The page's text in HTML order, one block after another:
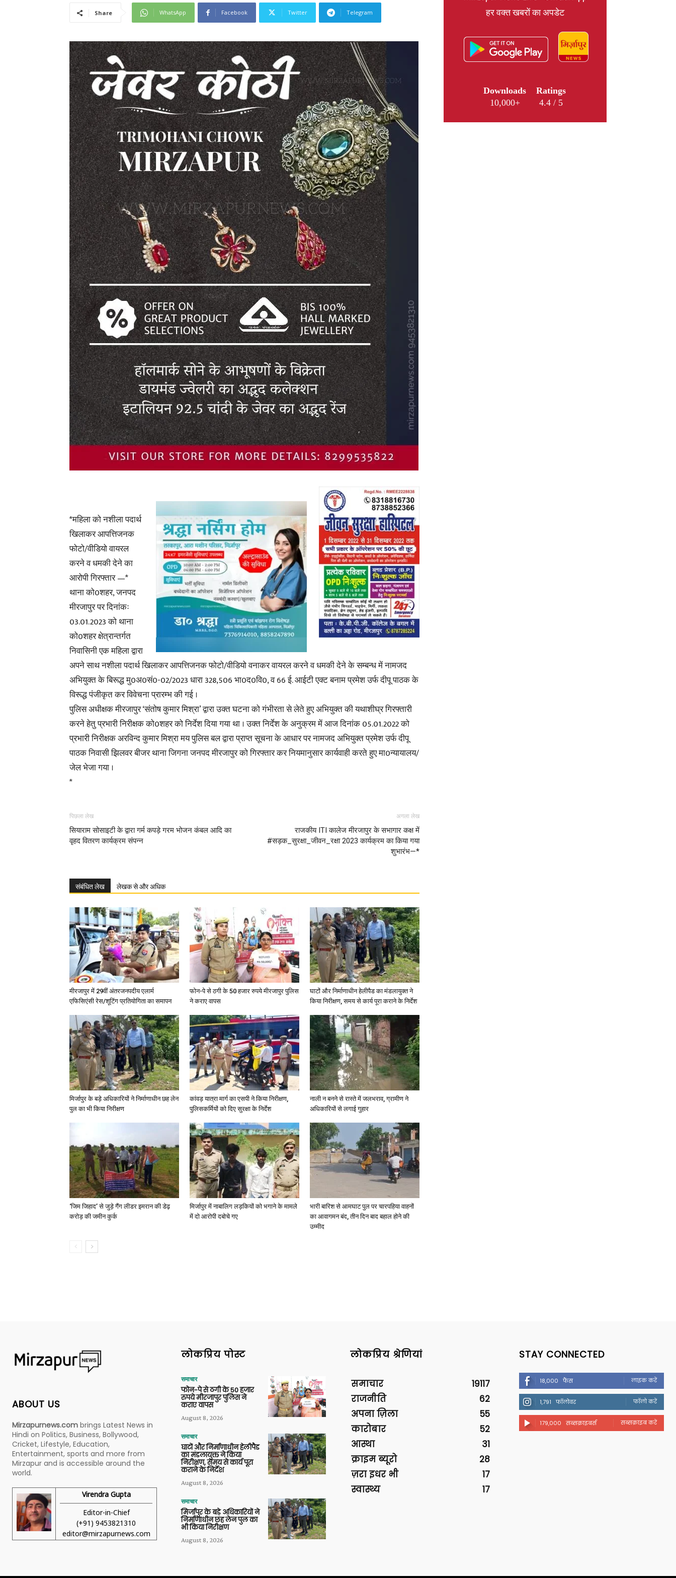
News,
Latest
News
in
Hindi,
Today
Hindi
News
Paper
Share WhatsApp Facebook Twitter Telegram
*महिला को नशीला पदार्थ
खिलाकर आपत्तिजनक
फोटो/वीडियो वायरल
करने व धमकी देने का
आरोपी गिरफ्तार —*
थाना को0शहर, जनपद
मीरजापुर पर दिनांकः
03.01.2023 को थाना
को0शहर क्षेत्रान्तर्गत
निवासिनी एक महिला द्वारा
अपने साथ नशीला पदार्थ खिलाकर आपत्तिजनक फोटो/वीडियो वनाकर वायरल करने व धमकी देने के सम्बन्ध में नामजद
अभियुक्त के बिरूद्ध मु0अ0सं0-02/2023 धारा 328,506 भा0द0वि0, व 66 ई. आईटी एक्ट बनाम प्रमेश उर्फ दीपू पाठक के
विरूद्ध पंजीकृत कर विवेचना प्रारम्भ की गई ।
पुलिस अधीक्षक मीरजापुर ‘संतोष कुमार मिश्रा’ द्वारा उक्त घटना को गंभीरता से लेते हुए अभियुक्त की यथाशीघ्र गिरफ्तारी
करने हेतु प्रभारी निरीक्षक को0शहर को निर्देश दिया गया था । उक्त निर्देश के अनुक्रम में आज दिनांक 05.01.2022 को
प्रभारी निरीक्षक अरविन्द कुमार मिश्रा मय पुलिस बल द्वारा प्राप्त सूचना के आधार पर नामजद अभियुक्त प्रमेश उर्फ दीपू
पाठक निवासी झिलवर बीजर थाना जिगना जनपद मीरजापुर को गिरफ्तार कर नियमानुसार कार्यवाही करते हुए मा0न्यायालय/
जेल भेजा गया ।
*
पिछला लेख
सियाराम सोसाइटी के द्वारा गर्म कपड़े गरम भोजन कंबल आदि का
वृहद वितरण कार्यक्रम संपन्न
अगला लेख
राजकीय ITI कालेज मीरजापुर के सभागार कक्ष में
#सड़क_सुरक्षा_जीवन_रक्षा 2023 कार्यक्रम का किया गया
शुभारंभ—*
संबंधित लेख लेखक से और अधिक
मीरजापुर में 29वीं अंतरजनपदीय एलार्म
एफिसिएंसी रेस/शूटिंग प्रतियोगिता का समापन
फोन-पे से ठगी के 50 हजार रुपये मीरजापुर पुलिस
ने कराए वापस
घाटों और निर्माणाधीन हेलीपैड का मंडलायुक्त ने
किया निरीक्षण, समय से कार्य पूरा कराने के निर्देश
मिर्जापुर के बड़े अधिकारियों ने निर्माणाधीन छह लेन
पुल का भी किया निरीक्षण
कांवड़ यात्रा मार्ग का एसपी ने किया निरीक्षण,
पुलिसकर्मियों को दिए सुरक्षा के निर्देश
नाली न बनने से रास्ते में जलभराव, ग्रामीण ने
अधिकारियों से लगाई गुहार
‘जिम जिहाद’ से जुड़े गैंग लीडर इमरान की डेढ़
करोड़ की जमीन कुर्क
मिर्जापुर में नाबालिग लड़कियों को भगाने के मामले
में दो आरोपी दबोचे गए
भारी बारिश से आमघाट पुल पर चारपहिया वाहनों
का आवागमन बंद, तीन दिन बाद बहाल होने की
उम्मीद
हर वक्त खबरों का अपडेट
Downloads
10,000+
Ratings
4.4 / 5
ABOUT US
Mirzapurnews.com brings Latest News in
Hindi on Politics, Business, Bollywood,
Cricket, Lifestyle, Education,
Entertainment, sports and more from
Mirzapur and is accessible around the
world.
Virendra Gupta
Editor-in-Chief
(+91) 9453821310
editor@mirzapurnews.com
लोकप्रिय पोस्ट
समाचार
फोन-पे से ठगी के 50 हजार
रुपये मीरजापुर पुलिस ने
कराए वापस
August 8, 2026
समाचार
घाटों और निर्माणाधीन हेलीपैड
का मंडलायुक्त ने किया
निरीक्षण, समय से कार्य पूरा
कराने के निर्देश
August 8, 2026
समाचार
मिर्जापुर के बड़े अधिकारियों ने
निर्माणाधीन छह लेन पुल का
भी किया निरीक्षण
August 8, 2026
लोकप्रिय श्रेणियां
समाचार
19117
राजनीति
62
अपना ज़िला
55
कारोबार
52
आस्था
31
क्राइम ब्यूरो
28
ज़रा इधर भी
17
स्वास्थ्य
17
STAY CONNECTED
18,000 फैंस लाइक करें
1,791 फॉलोवर फॉलो करें
179,000 सब्सक्राइबर्स सब्सक्राइब करें